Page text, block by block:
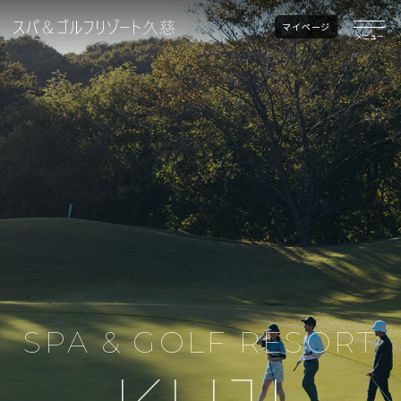
メニュー
マイページ
SPA & GOLF RESORT